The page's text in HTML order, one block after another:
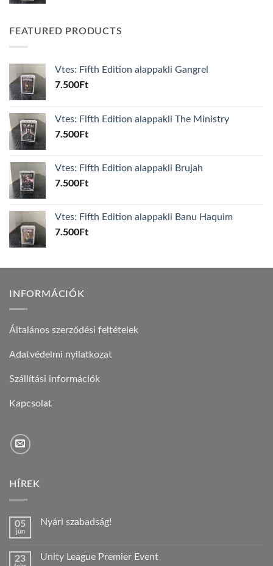
FEATURED PRODUCTS
Vtes: Fifth Edition alappakli Gangrel
7.500Ft
Vtes: Fifth Edition alappakli The Ministry
7.500Ft
Vtes: Fifth Edition alappakli Brujah
7.500Ft
Vtes: Fifth Edition alappakli Banu Haquim
7.500Ft
INFORMÁCIÓK
Általános szerződési feltételek
Adatvédelmi nyilatkozat
Szállítási információk
Kapcsolat
HÍREK
05
jún
Nyári szabadság!
Nyári
23 Unity League Premier Event